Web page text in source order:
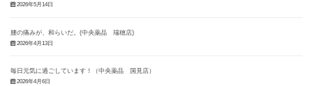
2026年5月14日
腰の痛みが、和らいだ。(中央薬品 瑞穂店)
2026年4月13日
毎日元気に過ごしています！（中央薬品 国見店）
2026年4月6日